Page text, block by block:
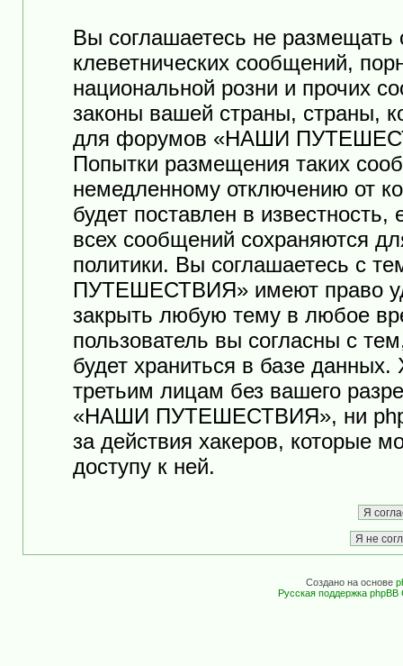
Вы соглашаетесь не
клеветнических сообщений,
национальной розни и прочих
законы вашей страны, страны,
для форумов «НАШИ
Попытки размещения таких
немедленному отключению от
будет поставлен в
всех сообщений сохраняются
политики. Вы соглашаетесь с
ПУТЕШЕСТВИЯ» имеют право
закрыть любую тему в любое
пользователь вы согласны с
будет храниться в базе
третьим лицам без вашего
«НАШИ ПУТЕШЕСТВИЯ», ни
за действия хакеров, которые
доступу к ней.
Создано на основе
Русская поддержка phpBB